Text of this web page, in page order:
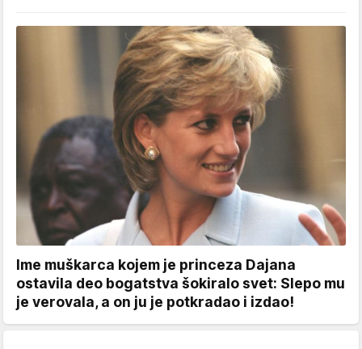
Ime muškarca kojem je princeza Dajana
ostavila deo bogatstva šokiralo svet: Slepo mu
je verovala, a on ju je potkradao i izdao!